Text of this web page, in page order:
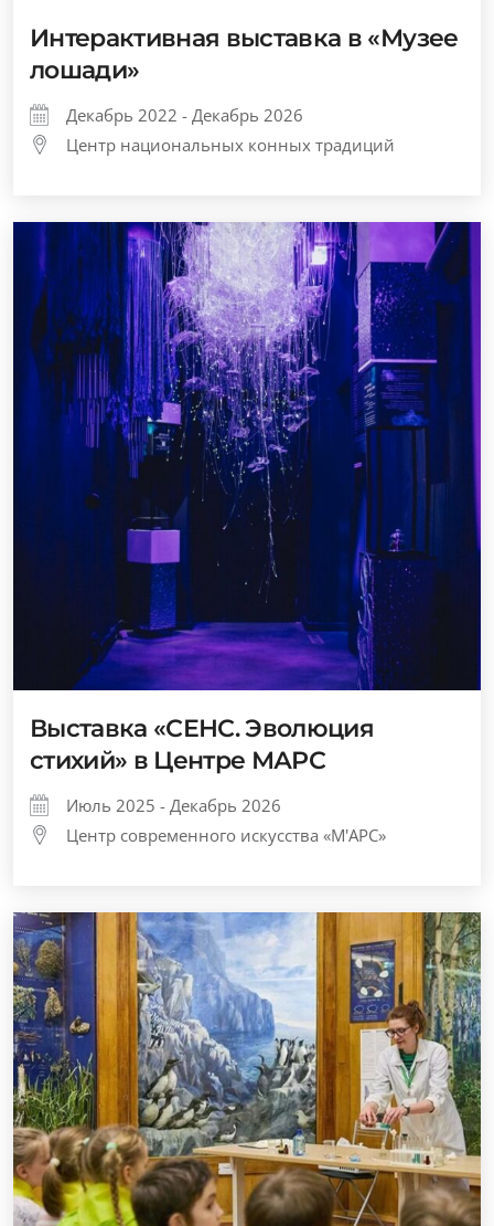
Интерактивная выставка в «Музее
лошади»
Декабрь 2022 - Декабрь 2026
Центр национальных конных традиций
Выставка «СЕНС. Эволюция
стихий» в Центре МАРС
Июль 2025 - Декабрь 2026
Центр современного искусства «М'АРС»